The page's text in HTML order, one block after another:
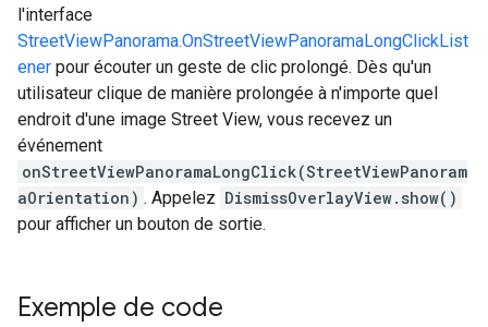
l'interface
StreetViewPanorama.OnStreetViewPanoramaLongClickList
ener pour écouter un geste de clic prolongé. Dès qu'un
utilisateur clique de manière prolongée à n'importe quel
endroit d'une image Street View, vous recevez un
événement
onStreetViewPanoramaLongClick(StreetViewPanoram
aOrientation) . Appelez DismissOverlayView.show()
pour afficher un bouton de sortie.
Exemple de code